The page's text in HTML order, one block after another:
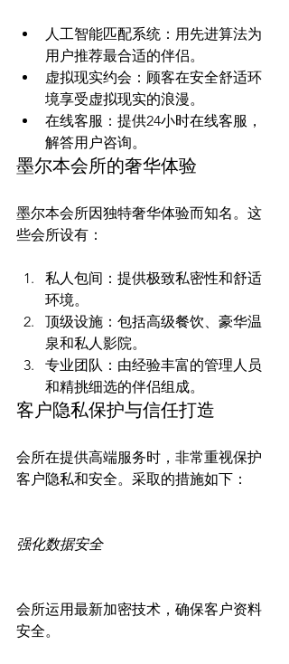
人工智能匹配系统：用先进算法为
用户推荐最合适的伴侣。
虚拟现实约会：顾客在安全舒适环
境享受虚拟现实的浪漫。
在线客服：提供24小时在线客服，
解答用户咨询。
墨尔本会所的奢华体验
墨尔本会所因独特奢华体验而知名。这
私人包间：提供极致私密性和舒适
环境。
顶级设施：包括高级餐饮、豪华温
泉和私人影院。
专业团队：由经验丰富的管理人员
和精挑细选的伴侣组成。
客户隐私保护与信任打造
会所在提供高端服务时，非常重视保护
客户隐私和安全。采取的措施如下：
强化数据安全
会所运用最新加密技术，确保客户资料
安全。